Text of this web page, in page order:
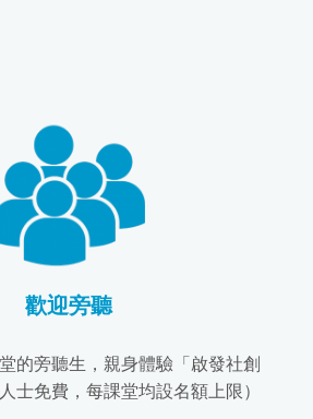
歡迎旁聽
的旁聽生，親身體驗「啟發社創
士免費，每課堂均設名額上限）